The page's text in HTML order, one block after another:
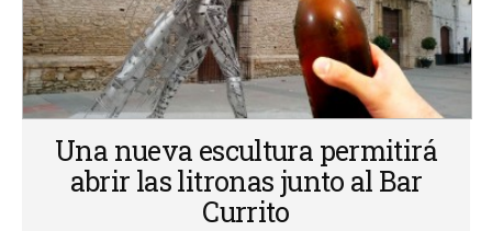
Una nueva escultura permitirá
abrir las litronas junto al Bar
Currito